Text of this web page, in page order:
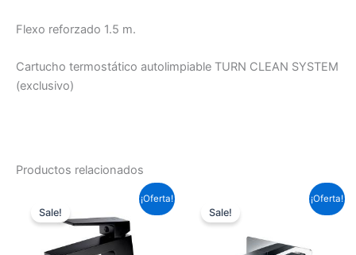
Flexo reforzado 1.5 m.
Cartucho termostático autolimpiable TURN CLEAN SYSTEM
(exclusivo)
Productos relacionados
¡Oferta!
Sale!
original
95,59 €.
precio
actual
es:
70,76 €.
¡Oferta!
Sale!
era:
159,72 €.
precio
118,23 €.